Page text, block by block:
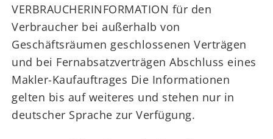
VERBRAUCHERINFORMATION für den
Verbraucher bei außerhalb von
Geschäftsräumen geschlossenen Verträgen
und bei Fernabsatzverträgen Abschluss eines
Makler-Kaufauftrages Die Informationen
gelten bis auf weiteres und stehen nur in
deutscher Sprache zur Verfügung.